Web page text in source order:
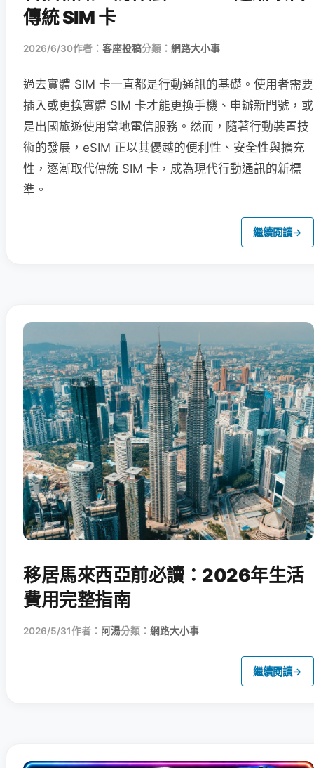
傳統 SIM 卡
2026/6/30作者： 客座投稿分類： 網路大小事
過去實體 SIM 卡一直都是行動通訊的基礎。使用者需要
插入或更換實體 SIM 卡才能更換手機、申辦新門號，或
是出國旅遊使用當地電信服務。然而，隨著行動裝置技
術的發展，eSIM 正以其優越的便利性、安全性與擴充
性，逐漸取代傳統 SIM 卡，成為現代行動通訊的新標
準。
繼續閱讀→
移居馬來西亞前必讀：2026年生活
費用完整指南
2026/5/31作者： 阿湯分類： 網路大小事
繼續閱讀→